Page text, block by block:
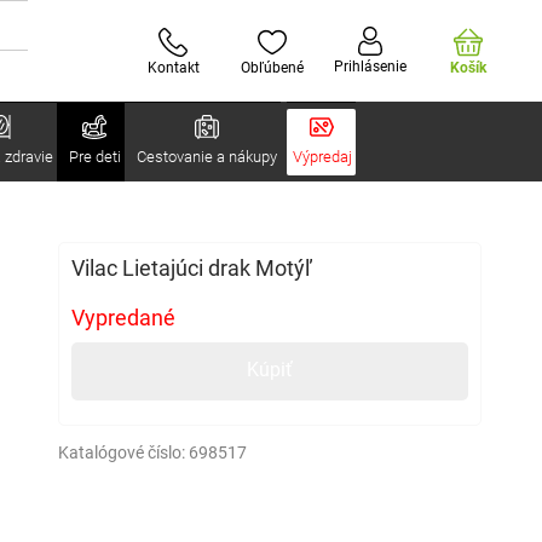
Kontakt Obľúbené Prihlásenie Košík
zdravie Pre deti Cestovanie a nákupy Výpredaj
Vilac Lietajúci drak Motýľ
Vypredané
Katalógové číslo: 698517